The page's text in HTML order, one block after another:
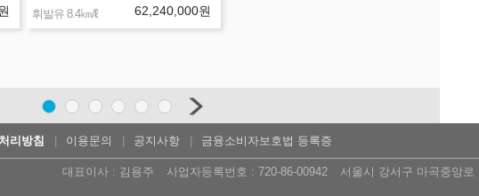
휘발유 8.4㎞/ℓ 62,240,000원
리방침 이용문의 공지사항 금융소비자보호법 등록증
대표이사 : 김용주 사업자등록번호 : 720-86-00942
서울시 강서구 마곡중앙